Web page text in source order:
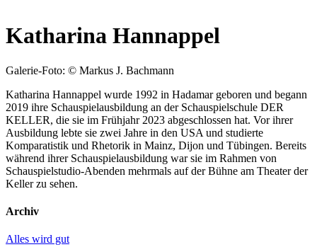
Katharina Hannappel
Galerie-Foto: © Markus J. Bachmann
Katharina Hannappel wurde 1992 in Hadamar geboren und begann
2019 ihre Schauspielausbildung an der Schauspielschule DER
KELLER, die sie im Frühjahr 2023 abgeschlossen hat. Vor ihrer
Ausbildung lebte sie zwei Jahre in den USA und studierte
Komparatistik und Rhetorik in Mainz, Dijon und Tübingen. Bereits
während ihrer Schauspielausbildung war sie im Rahmen von
Schauspielstudio-Abenden mehrmals auf der Bühne am Theater der
Keller zu sehen.
Archiv
Alles wird gut